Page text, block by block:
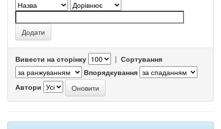
Вивести на сторінку | Сортування
Впорядкування
Автори